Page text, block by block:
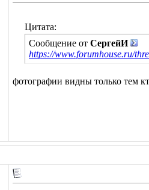
Цитата:
Сообщение от СергейИ
https://www.forumhouse.ru/
фотографии видны только тем